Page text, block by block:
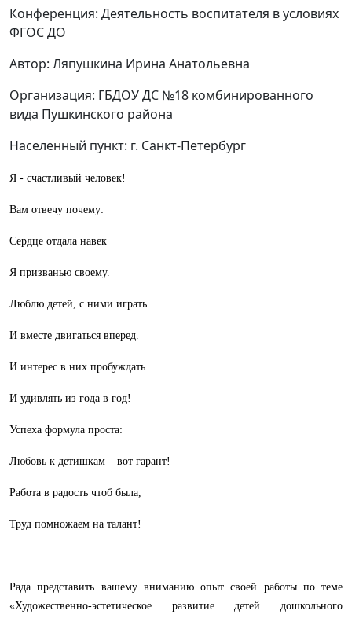
Конференция: Деятельность воспитателя в условиях
ФГОС ДО
Автор: Ляпушкина Ирина Анатольевна
Организация: ГБДОУ ДС №18 комбинированного
вида Пушкинского района
Населенный пункт: г. Санкт-Петербург
Я - счастливый человек!
Вам отвечу почему:
Сердце отдала навек
Я призванью своему.
Люблю детей, с ними играть
И вместе двигаться вперед.
И интерес в них пробуждать.
И удивлять из года в год!
Успеха формула проста:
Любовь к детишкам – вот гарант!
Работа в радость чтоб была,
Труд помножаем на талант!
Рада представить вашему вниманию опыт своей работы по теме
«Художественно-эстетическое развитие детей дошкольного